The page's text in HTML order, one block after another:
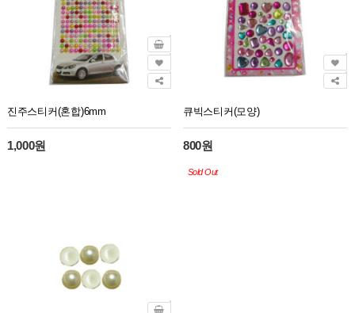
진주스티커(혼합)6mm
1,000원
큐빅스티커(모양)
800원
Sold Out